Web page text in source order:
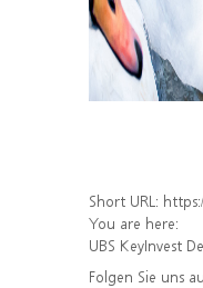
Short URL: https://
You are here:
UBS KeyInvest
Folgen Sie uns